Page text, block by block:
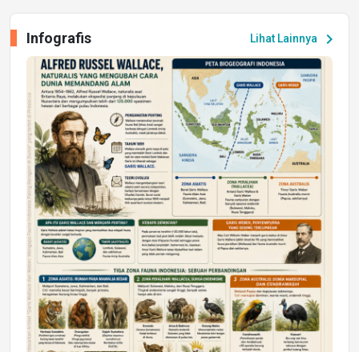
Peluang Kerja dan Magang
Jumat, 17 Jul 2026 22:30
DAERAH
Astra Motor Kalimantan Timur 2 Dukung
Mahasiswa Samarinda dalam Astra
Honda SDGs Future Leaders 2026
Jumat, 10 Jul 2026 19:01
Lihat Lainnya chevron_right
Infografis